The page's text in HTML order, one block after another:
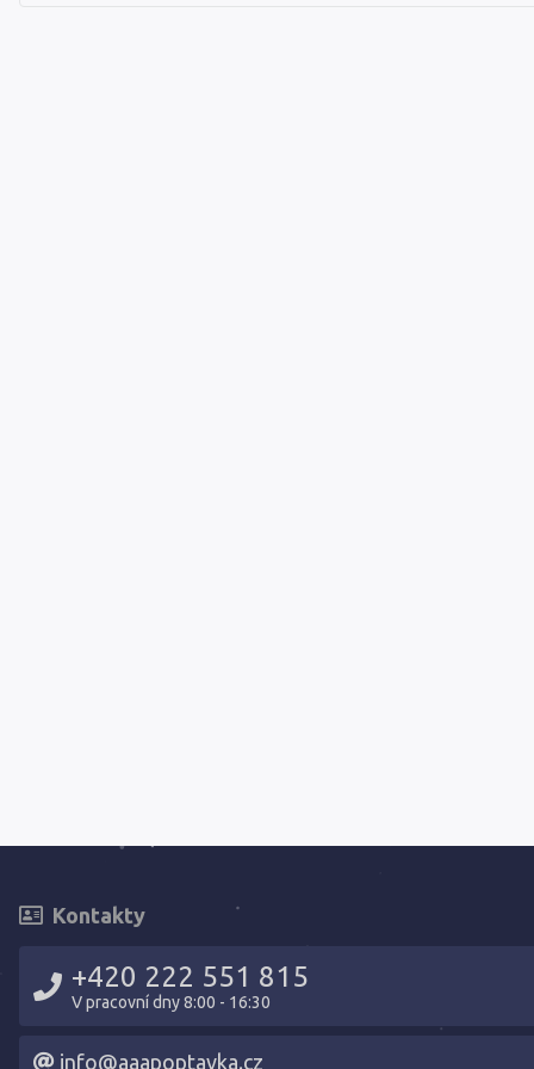
Kontakty
+420 222 551 815
V pracovní dny 8:00 - 16:30
info@aaapoptavka.cz